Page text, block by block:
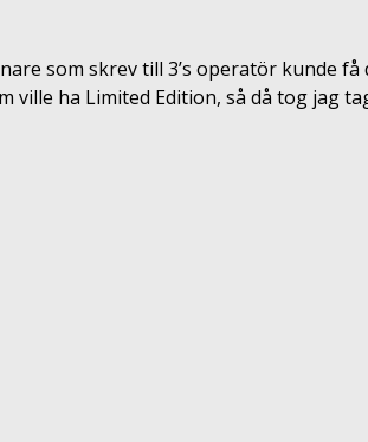
som skrev till 3’s operatör kunde få
ville ha Limited Edition, så då tog jag